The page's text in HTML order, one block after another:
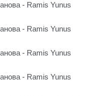
- Ramis Yunus
- Ramis Yunus
- Ramis Yunus
- Ramis Yunus